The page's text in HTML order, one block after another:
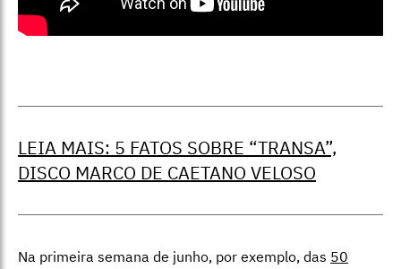
LEIA MAIS: 5 FATOS SOBRE “TRANSA”,
DISCO MARCO DE CAETANO VELOSO
Na primeira semana de junho, por exemplo, das 50